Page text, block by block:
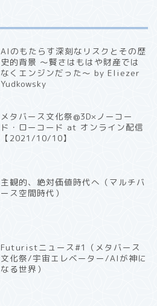
AIのもたらす深刻なリスクとその歴
史的背景 〜賢さはもはや財産では
なくエンジンだった〜 by Eliezer
Yudkowsky
メタバース文化祭@3D×ノーコー
ド・ローコード at オンライン配信
【2021/10/10】
主観的、絶対価値時代へ（マルチバ
ース空間時代）
Futuristニュース#1（メタバース
文化祭/宇宙エレベーター/AIが神に
なる世界）